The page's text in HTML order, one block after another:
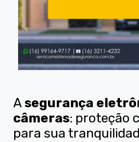
Asegurança
câmeras: proteção
para sua